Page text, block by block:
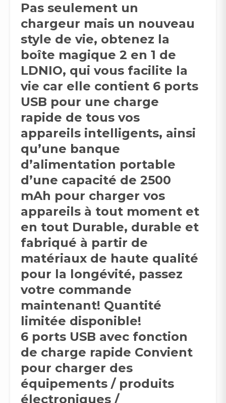
Pas seulement un
chargeur mais un nouveau
style de vie, obtenez la
boîte magique 2 en 1 de
LDNIO, qui vous facilite la
vie car elle contient 6 ports
USB pour une charge
rapide de tous vos
appareils intelligents, ainsi
qu’une banque
d’alimentation portable
d’une capacité de 2500
mAh pour charger vos
appareils à tout moment et
en tout Durable, durable et
fabriqué à partir de
matériaux de haute qualité
pour la longévité, passez
votre commande
maintenant! Quantité
limitée disponible!
6 ports USB avec fonction
de charge rapide Convient
pour charger des
équipements / produits
électroniques /